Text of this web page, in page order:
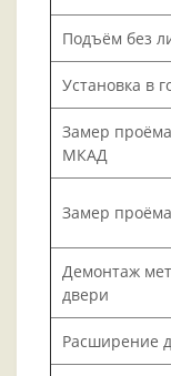
Подъём без
Установка в
Замер
МКАД
Замер
Демонтаж
двери
Расширение